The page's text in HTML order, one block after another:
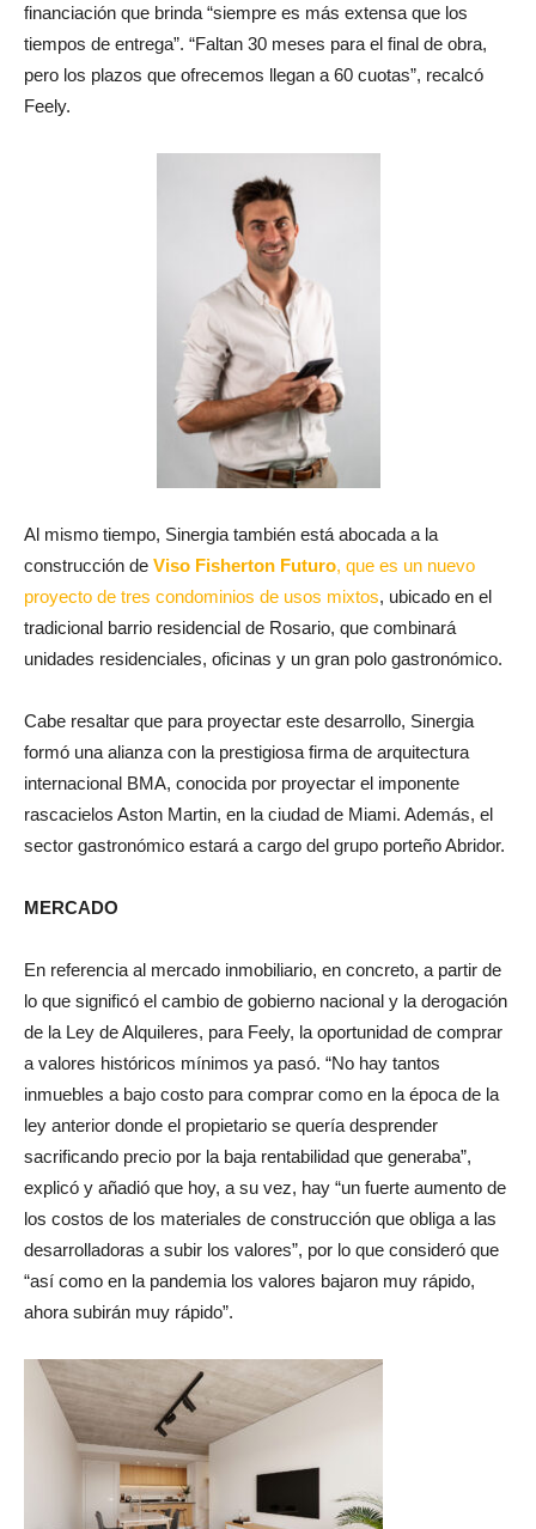
financiación que brinda “siempre es más extensa que los
tiempos de entrega”. “Faltan 30 meses para el final de obra,
pero los plazos que ofrecemos llegan a 60 cuotas”, recalcó
Feely.
Al mismo tiempo, Sinergia también está abocada a la
construcción de Viso Fisherton Futuro, que es un nuevo
proyecto de tres condominios de usos mixtos, ubicado en el
tradicional barrio residencial de Rosario, que combinará
unidades residenciales, oficinas y un gran polo gastronómico.
Cabe resaltar que para proyectar este desarrollo, Sinergia
formó una alianza con la prestigiosa firma de arquitectura
internacional BMA, conocida por proyectar el imponente
rascacielos Aston Martin, en la ciudad de Miami. Además, el
sector gastronómico estará a cargo del grupo porteño Abridor.
MERCADO
En referencia al mercado inmobiliario, en concreto, a partir de
lo que significó el cambio de gobierno nacional y la derogación
de la Ley de Alquileres, para Feely, la oportunidad de comprar
a valores históricos mínimos ya pasó. “No hay tantos
inmuebles a bajo costo para comprar como en la época de la
ley anterior donde el propietario se quería desprender
sacrificando precio por la baja rentabilidad que generaba”,
explicó y añadió que hoy, a su vez, hay “un fuerte aumento de
los costos de los materiales de construcción que obliga a las
desarrolladoras a subir los valores”, por lo que consideró que
“así como en la pandemia los valores bajaron muy rápido,
ahora subirán muy rápido”.